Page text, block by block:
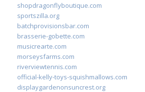
shopdragonflyboutique.com
sportszilla.org
batchprovisionsbar.com
brasserie-gobette.com
musicrearte.com
morseysfarms.com
riverviewtennis.com
official-kelly-toys-squishmallows.com
displaygardenonsuncrest.org